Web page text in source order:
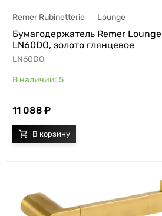
Remer Rubinetterie Lounge
Бумагодержатель Remer Lounge
LN60DO, золото глянцевое
LN60DO
5
11 088